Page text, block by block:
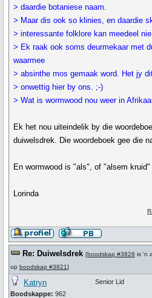
> daardie botaniese naam.
> Maar dis ook so klinies, en daardie
> interessante folklore kan meedeel
> Ek raak ook soms deurmekaar met
waarmee
> absinthe mos gemaak word. Het jy
> onwettig hier by ons. ;-)
> Wat is wormwood nou weer in
Ek het nou uiteindelik by die
duiwelsdrek. Die woordeboek gee die
En wormwood is "als", of "alsem kruid"
Lorinda
Re: Duiwelsdrek [boodskap #3826 is 'n
op boodskap #3821]
Katryn
Boodskappe: 962
Senior Lid